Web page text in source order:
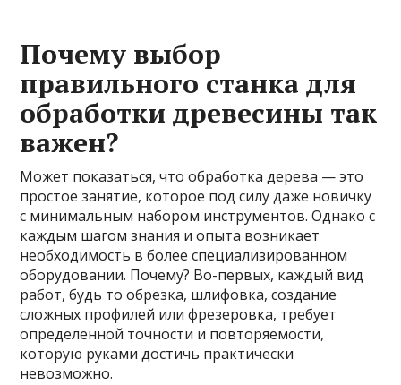
Почему выбор
правильного станка для
обработки древесины так
важен?
Может показаться, что обработка дерева — это
простое занятие, которое под силу даже новичку
с минимальным набором инструментов. Однако с
каждым шагом знания и опыта возникает
необходимость в более специализированном
оборудовании. Почему? Во-первых, каждый вид
работ, будь то обрезка, шлифовка, создание
сложных профилей или фрезеровка, требует
определённой точности и повторяемости,
которую руками достичь практически
невозможно.